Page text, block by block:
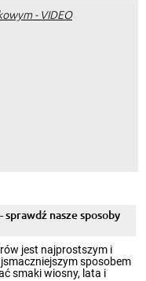
- VIDEO
nasze sposoby
jest najprostszym i
sposobem
smaki wiosny, lata i